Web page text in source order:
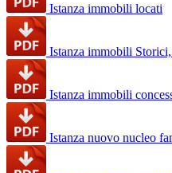
Istanza immobili locati
Istanza immobili
Istanza immobili
Istanza nuovo nucleo